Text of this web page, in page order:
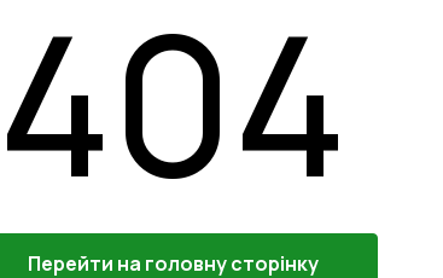
404
Перейти на головну сторінку